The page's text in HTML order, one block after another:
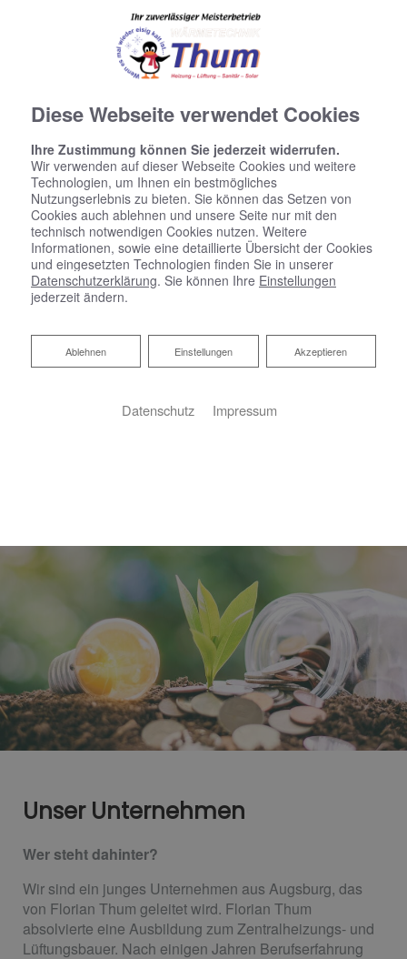
Unser Unternehmen
Wer steht dahinter?
Wir sind ein junges Unternehmen aus Augsburg, das
von Florian Thum geleitet wird. Florian Thum
absolvierte eine Ausbildung zum Zentralheizungs- und
Lüftungsbauer. Nach einigen Jahren Berufserfahrung
Diese Webseite verwendet Cookies
Ihre Zustimmung können Sie jederzeit widerrufen.
Wir verwenden auf dieser Webseite Cookies und weitere
Technologien, um Ihnen ein bestmögliches
Nutzungserlebnis zu bieten. Sie können das Setzen von
Cookies auch ablehnen und unsere Seite nur mit den
technisch notwendigen Cookies nutzen. Weitere
Informationen, sowie eine detaillierte Übersicht der Cookies
und eingesetzten Technologien finden Sie in unserer
Datenschutzerklärung. Sie können Ihre Einstellungen
jederzeit ändern.
Akzeptieren
Einstellungen
Ablehnen
Ablehnen
Datenschutz Impressum